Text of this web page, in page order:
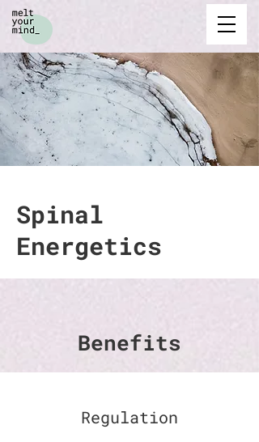
Spinal
Energetics
Benefits
Regulation